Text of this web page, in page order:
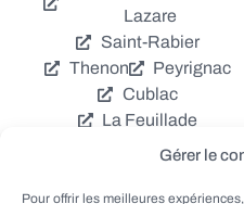
Gérer le
Pour offrir les meilleures
Lazare
Saint-Rabier
Thenon
Peyrignac
Cublac
La Feuillade
Chavagnac
Coly
Grèzes